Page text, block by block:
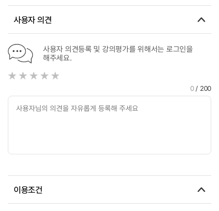
Bundeswehr ‐
ROKAF C2 System
사용자 의견
사용자 의견등록 및 강의평가를 위해서는 로그인을
해주세요.
0/ 200
이용조건